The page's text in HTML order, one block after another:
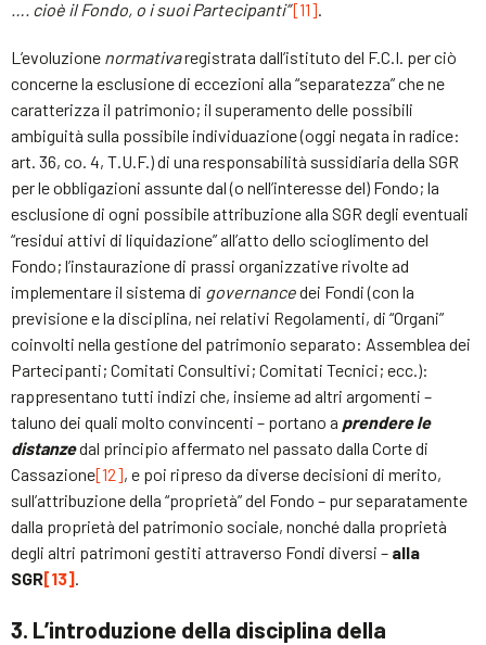
…. cioè il Fondo, o i suoi Partecipanti”[11].
L’evoluzione normativaregistrata dall’istituto del F.C.I. per ciò
concerne la esclusione di eccezioni alla “separatezza” che ne
caratterizza il patrimonio; il superamento delle possibili
ambiguità sulla possibile individuazione (oggi negata in radice:
art. 36, co. 4, T.U.F.) di una responsabilità sussidiaria della SGR
per le obbligazioni assunte dal (o nell’interesse del) Fondo; la
esclusione di ogni possibile attribuzione alla SGR degli eventuali
“residui attivi di liquidazione” all’atto dello scioglimento del
Fondo; l’instaurazione di prassi organizzative rivolte ad
implementare il sistema di governancedei Fondi (con la
previsione e la disciplina, nei relativi Regolamenti, di “Organi”
coinvolti nella gestione del patrimonio separato: Assemblea dei
Partecipanti; Comitati Consultivi; Comitati Tecnici; ecc.):
rappresentano tutti indizi che, insieme ad altri argomenti –
taluno dei quali molto convincenti – portano a prendere le
distanzedal principio affermato nel passato dalla Corte di
Cassazione[12], e poi ripreso da diverse decisioni di merito,
sull’attribuzione della “proprietà” del Fondo – pur separatamente
dalla proprietà del patrimonio sociale, nonché dalla proprietà
degli altri patrimoni gestiti attraverso Fondi diversi – alla
SGR[13].
3. L’introduzione della disciplina della